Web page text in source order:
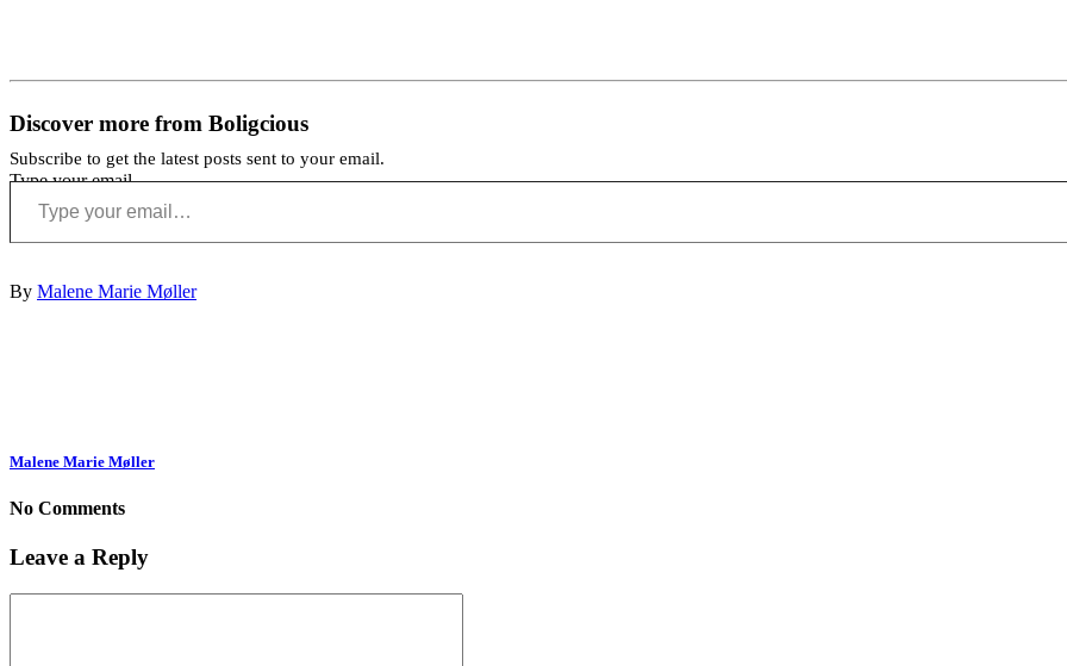
Discover more from Boligcious
Subscribe to get the latest posts sent to your email.
Type your email…
By Malene Marie Møller
Malene Marie Møller
No Comments
Leave a Reply